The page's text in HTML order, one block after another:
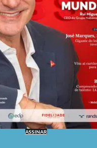
ASSINAR